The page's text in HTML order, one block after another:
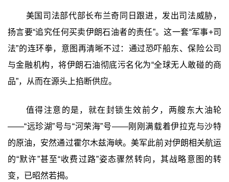
美国司法部代部长布兰奇同日跟进，发出司法威胁，
扬言要“追究任何买卖伊朗石油者的责任”。这一套“军事+司
法”的连环拳，意图再清晰不过：通过恐吓船东、保险公司
与金融机构，将伊朗石油彻底污名化为“全球无人敢碰的商
品”，从而在源头上掐断供应。
值得注意的是，就在封锁生效前夕，两艘东大油轮
——“远珍湖”号与“河荣海”号——刚刚满载着伊拉克与沙特
的原油，安然通过霍尔木兹海峡。美军此前对伊朗相关航运
的“默许”甚至“收费过路”姿态骤然转向，其战略意图的转
变，已昭然若揭。